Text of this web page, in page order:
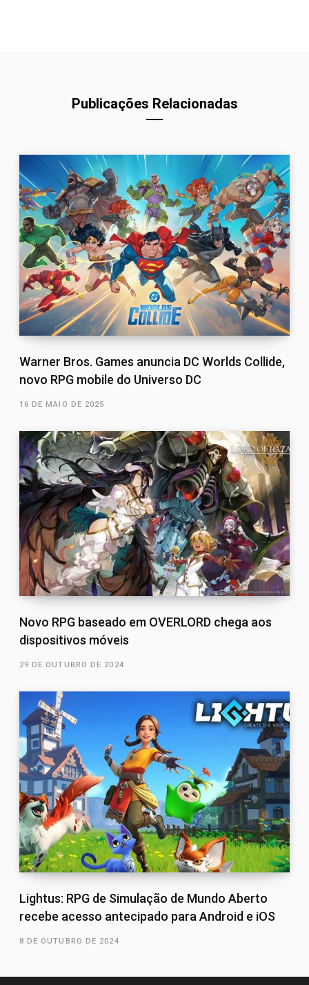
Publicações Relacionadas
Warner Bros. Games anuncia DC Worlds Collide,
novo RPG mobile do Universo DC
16 DE MAIO DE 2025
Novo RPG baseado em OVERLORD chega aos
dispositivos móveis
29 DE OUTUBRO DE 2024
Lightus: RPG de Simulação de Mundo Aberto
recebe acesso antecipado para Android e iOS
8 DE OUTUBRO DE 2024